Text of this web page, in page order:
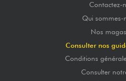
Contactez-
Qui sommes-
Nos
Consulter nos
Conditions
Consulter